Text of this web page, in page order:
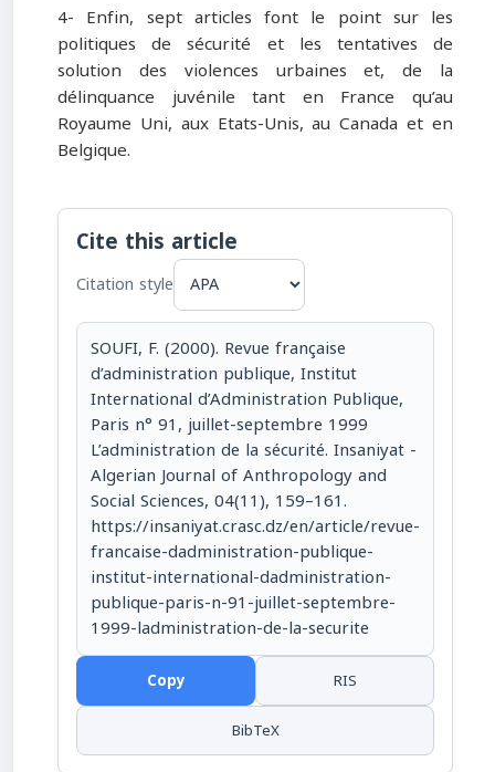
4- Enfin, sept articles font le point sur les
politiques de sécurité et les tentatives de
solution des violences urbaines et, de la
délinquance juvénile tant en France qu’au
Royaume Uni, aux Etats-Unis, au Canada et en
Belgique.
Cite this article
Citation style
SOUFI, F. (2000). Revue française
d’administration publique, Institut
International d’Administration Publique,
Paris n° 91, juillet-septembre 1999
L’administration de la sécurité. Insaniyat -
Algerian Journal of Anthropology and
Social Sciences, 04(11), 159–161.
https://insaniyat.crasc.dz/en/article/revue-
francaise-dadministration-publique-
institut-international-dadministration-
publique-paris-n-91-juillet-septembre-
1999-ladministration-de-la-securite
Copy
RIS
BibTeX